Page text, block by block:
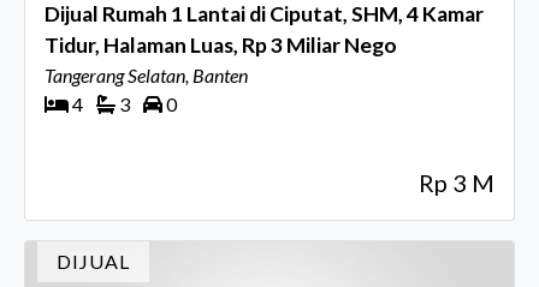
Dijual Rumah 1 Lantai di Ciputat, SHM, 4 Kamar
Tidur, Halaman Luas, Rp 3 Miliar Nego
Tangerang Selatan, Banten
4
3 0
Rp 3 M
DIJUAL